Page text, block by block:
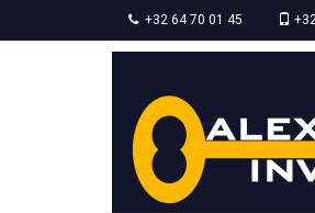
+32 64 70 01 45